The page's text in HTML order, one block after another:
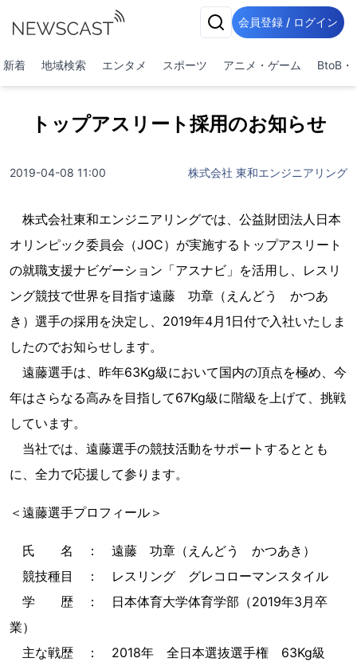
会員登録 / ログイン
新着 地域検索 エンタメ スポーツ アニメ・ゲーム BtoB・
トップアスリート採用のお知らせ
2019-04-08 11:00 株式会社 東和エンジニアリング
株式会社東和エンジニアリングでは、公益財団法人日本
オリンピック委員会（JOC）が実施するトップアスリート
の就職支援ナビゲーション「アスナビ」を活用し、レスリ
ング競技で世界を目指す遠藤 功章（えんどう かつあ
き）選手の採用を決定し、2019年4月1日付で入社いたしま
したのでお知らせします。
遠藤選手は、昨年63Kg級において国内の頂点を極め、今
年はさらなる高みを目指して67Kg級に階級を上げて、挑戦
しています。
当社では、遠藤選手の競技活動をサポートするととも
に、全力で応援して参ります。
＜遠藤選手プロフィール＞
氏 名 ： 遠藤 功章（えんどう かつあき）
競技種目 ： レスリング グレコローマンスタイル
学 歴 ： 日本体育大学体育学部（2019年3月卒
業）
主な戦歴 ： 2018年 全日本選抜選手権 63Kg級